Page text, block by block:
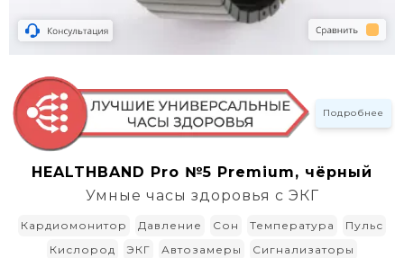
Подробнее
HEALTHBAND Pro №5 Premium, чёрный
Умные часы здоровья с ЭКГ
Кардиомонитор Давление Сон Температура
Пульс
Кислород
ЭКГ Автозамеры
Сигнализаторы